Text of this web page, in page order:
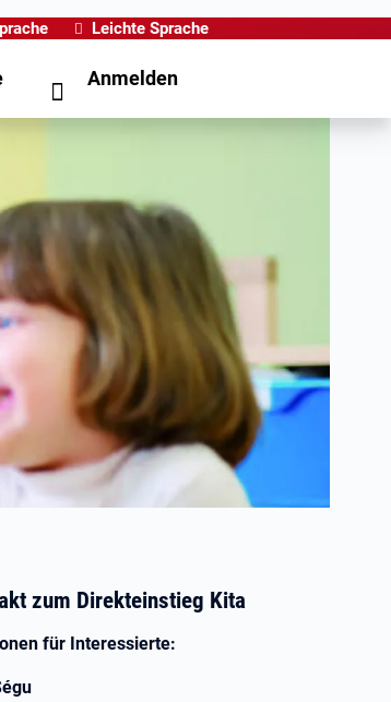
Leichte Sprache
Anmelden
zum Direkteinstieg Kita
für Interessierte: